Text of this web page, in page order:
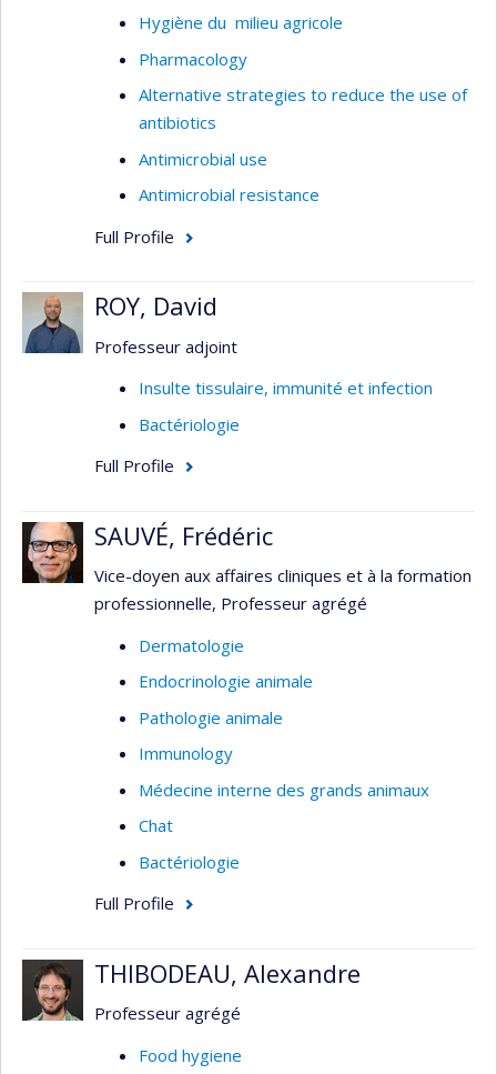
Hygiène du milieu agricole
Pharmacology
Alternative strategies to reduce the use of
antibiotics
Antimicrobial use
Antimicrobial resistance
Full Profile
ROY, David
Professeur adjoint
Insulte tissulaire, immunité et infection
Bactériologie
Full Profile
SAUVÉ, Frédéric
Vice-doyen aux affaires cliniques et à la formation
professionnelle, Professeur agrégé
Dermatologie
Endocrinologie animale
Pathologie animale
Immunology
Médecine interne des grands animaux
Chat
Bactériologie
Full Profile
THIBODEAU, Alexandre
Professeur agrégé
Food hygiene